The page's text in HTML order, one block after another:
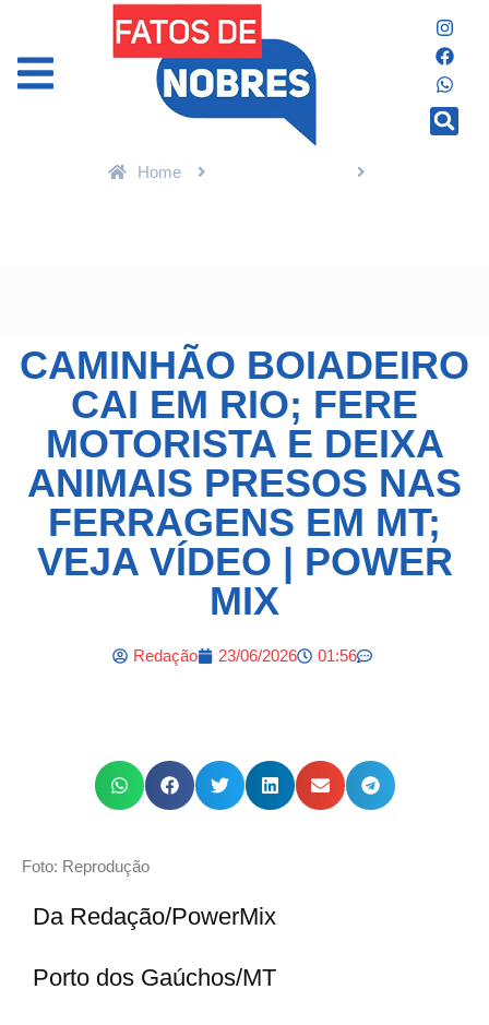
Home
CAMINHÃO BOIADEIRO
CAI EM RIO; FERE
MOTORISTA E DEIXA
ANIMAIS PRESOS NAS
FERRAGENS EM MT;
VEJA VÍDEO | POWER
MIX
Redação 23/06/2026 01:56
Foto: Reprodução
Da Redação/PowerMix
Porto dos Gaúchos/MT